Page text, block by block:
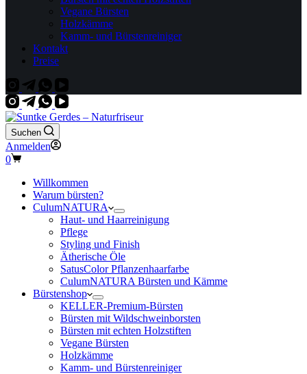
Vegane Bürsten
Holzkämme
Kamm- und Bürstenreiniger
Kontakt
Preise
Suchen
Anmelden
Warenkorb
0
Willkommen
Warum bürsten?
CulumNATURA
Haut- und Haarreinigung
Pflege
Styling und Finish
Ätherische Öle
SatusColor Pflanzenhaarfarbe
CulumNATURA Bürsten und Kämme
Bürstenshop
KELLER-Premium-Bürsten
Bürsten mit Wildschweinborsten
Bürsten mit echten Holzstiften
Vegane Bürsten
Holzkämme
Kamm- und Bürstenreiniger